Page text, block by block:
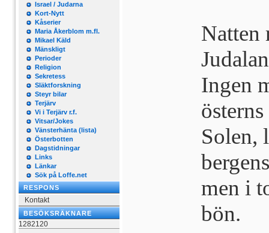
Israel / Judarna
Kort-Nytt
Kåserier
Maria Åkerblom m.fl.
Mikael Käld
Mänskligt
Perioder
Religion
Sekretess
Släktforskning
Steyr bilar
Terjärv
Vi i Terjärv r.f.
Vitsar/Jokes
Vänsterhänta (lista)
Österbotten
Dagstidningar
Links
Länkar
Sök på Loffe.net
RESPONS
Kontakt
BESÖKSRÄKNARE
1282120
Natten
Ingen
Solen,
men i
bön.